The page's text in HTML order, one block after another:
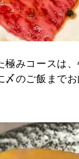
極みコースは
〆のご飯まで